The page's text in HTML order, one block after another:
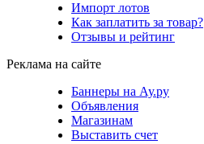
Импорт лотов
Как заплатить за товар?
Отзывы и рейтинг
Реклама на сайте
Баннеры на Ау.ру
Объявления
Магазинам
Выставить счет